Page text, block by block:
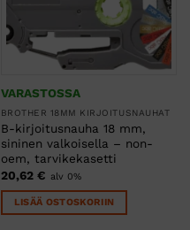
VARASTOSSA
BROTHER 18MM KIRJOITUSNAUHAT
B-kirjoitusnauha 18 mm,
sininen valkoisella – non-
oem, tarvikekasetti
20,62 € alv 0%
LISÄÄ OSTOSKORIIN